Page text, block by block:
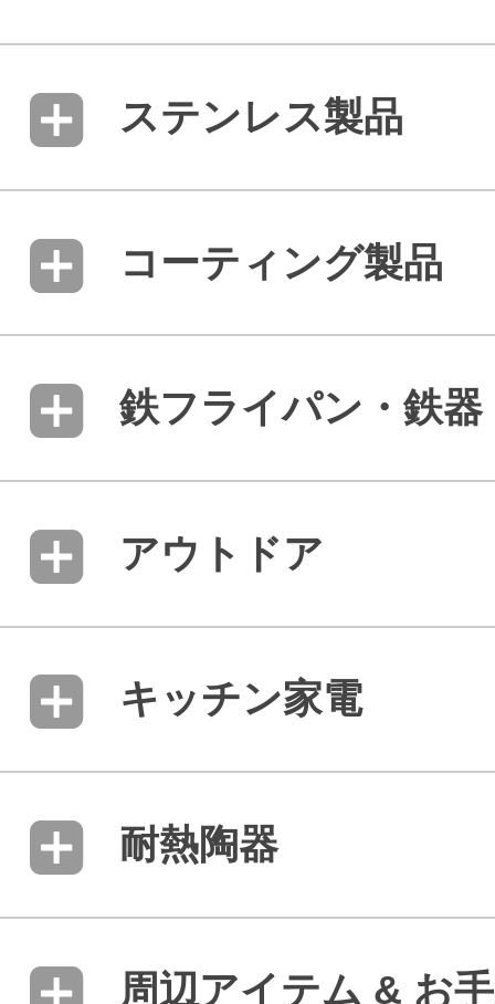
ステンレス製品
コーティング製品
鉄フライパン・鉄器
アウトドア
キッチン家電
耐熱陶器
周辺アイテム & お